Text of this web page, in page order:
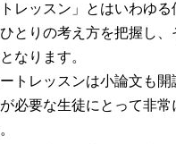
トレッスン」とはいわゆ
とりの考え方を把握し、
なります。
トレッスンは小論文も開
必要な生徒にとって非常